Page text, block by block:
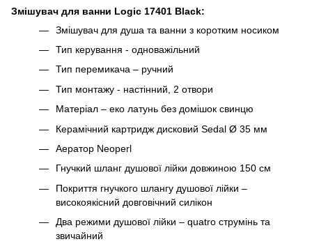
Змішувач для ванни Logic 17401 Black:
Змішувач для душа та ванни з коротким носиком
Тип керування - одноважільний
Тип перемикача – ручний
Тип монтажу - настінний, 2 отвори
Матеріал – еко латунь без домішок свинцю
Керамічний картридж дисковий Sedal Ø 35 мм
Аератор Neoperl
Гнучкий шланг душової лійки довжиною 150 см
Покриття гнучкого шлангу душової лійки –
високоякісний довговічний силікон
Два режими душової лійки – quatro струмінь та
звичайний